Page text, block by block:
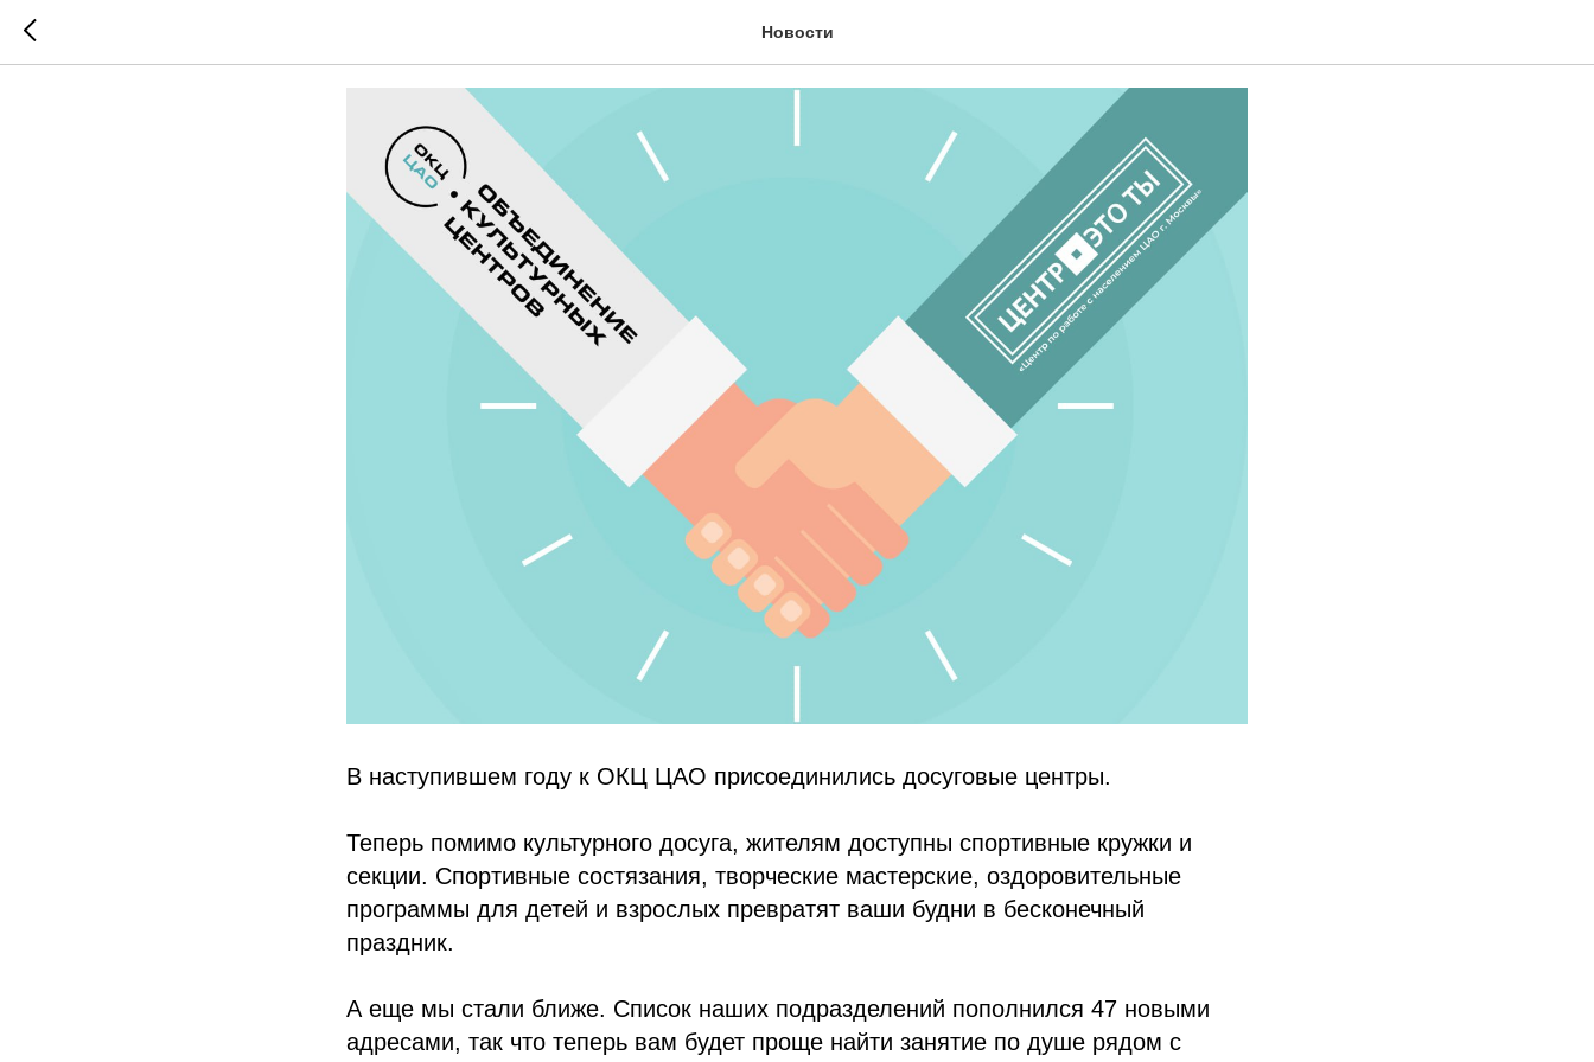
Новости
В наступившем году к ОКЦ ЦАО присоединились досуговые центры.
Теперь помимо культурного досуга, жителям доступны спортивные кружки и
секции. Спортивные состязания, творческие мастерские, оздоровительные
программы для детей и взрослых превратят ваши будни в бесконечный
праздник.
А еще мы стали ближе. Список наших подразделений пополнился 47 новыми
адресами, так что теперь вам будет проще найти занятие по душе рядом с